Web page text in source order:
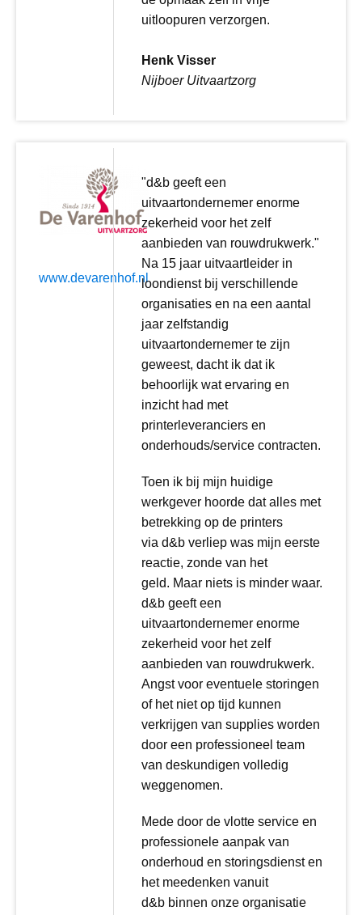
uitloopuren verzorgen.
Henk Visser
Nijboer Uitvaartzorg
www.devarenhof.nl
"d&b geeft een
uitvaartondernemer enorme
zekerheid voor het zelf
aanbieden van rouwdrukwerk."
Na 15 jaar uitvaartleider in
loondienst bij verschillende
organisaties en na een aantal
jaar zelfstandig
uitvaartondernemer te zijn
geweest, dacht ik dat ik
behoorlijk wat ervaring en
inzicht had met
printerleveranciers en
onderhouds/service contracten.
Toen ik bij mijn huidige
werkgever hoorde dat alles met
betrekking op de printers
via d&b verliep was mijn eerste
reactie, zonde van het
geld. Maar niets is minder waar.
d&b geeft een
uitvaartondernemer enorme
zekerheid voor het zelf
aanbieden van rouwdrukwerk.
Angst voor eventuele storingen
of het niet op tijd kunnen
verkrijgen van supplies worden
door een professioneel team
van deskundigen volledig
weggenomen.
Mede door de vlotte service en
professionele aanpak van
onderhoud en storingsdienst en
het meedenken vanuit
d&b binnen onze organisatie